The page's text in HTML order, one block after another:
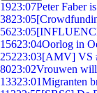
1923:07Peter Faber
3823:05
5623:05
15623:04Oorlog in
25223:03[AMV] VS
8023:02Vrouwen
13323:01Migranten